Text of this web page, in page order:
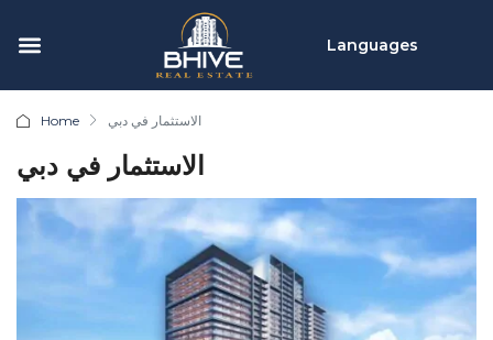
Languages
Home الاستثمار في دبي
الاستثمار في دبي